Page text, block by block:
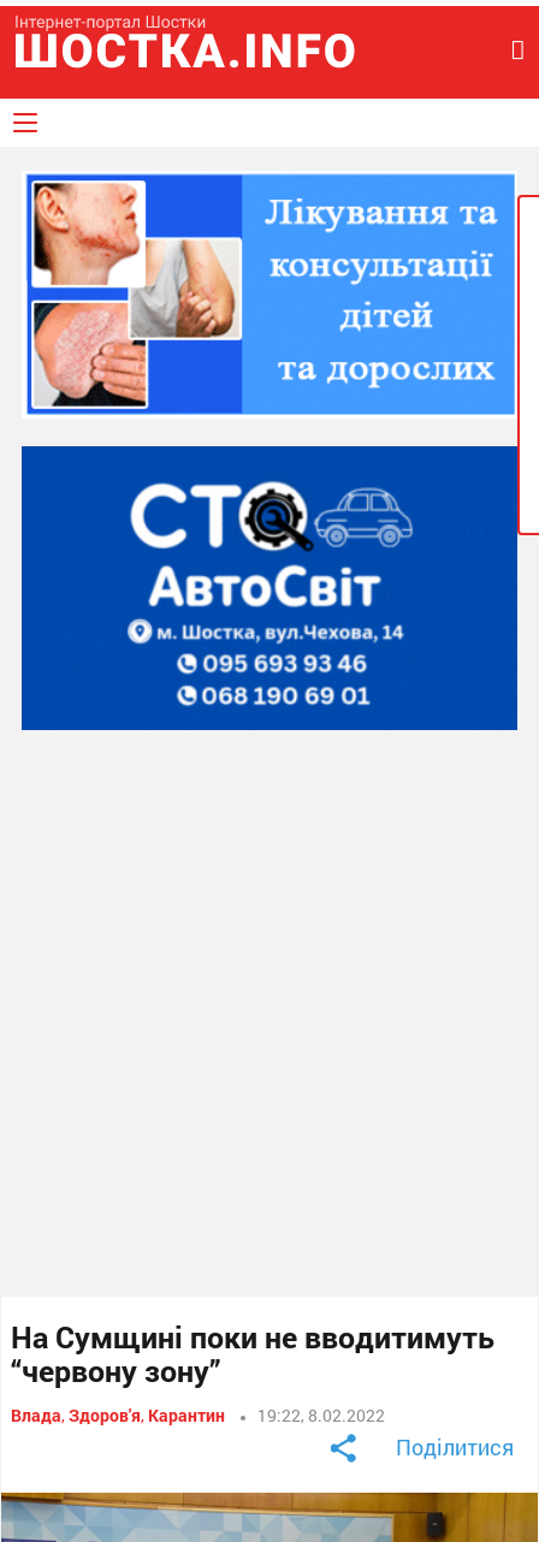
На Сумщині поки не вводитимуть
“червону зону”
Влада,Здоров'я, Карантин 19:22, 8.02.2022
Поділитися